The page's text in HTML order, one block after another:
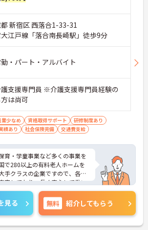
新宿区 西落合1-33-31
江戸線「落合南長崎駅」徒歩9分
・パート・アルバイト
支援専門員 ※介護支援専門員経験の
は尚可
業少なめ 資格取得サポート
研修制度あり
績あり
社会保険完備 交通費支給
育・学童事業など多くの事業を
で280以上の有料老人ホームを
手クラスの企業ですので、各種
実しており、長く安心して働い
す。ご興味ある方には、面接対
らに詳細をお話しいたしますの
ださい。
見る 無料 紹介してもらう